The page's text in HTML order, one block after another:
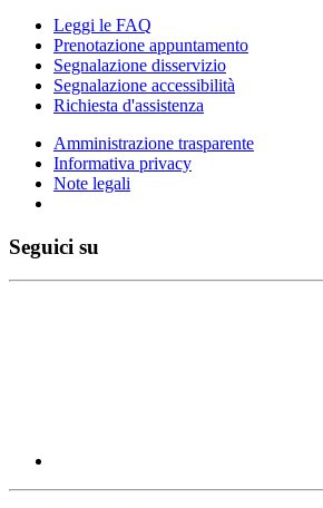
Leggi le FAQ
Prenotazione appuntamento
Segnalazione disservizio
Segnalazione accessibilità
Richiesta d'assistenza
Amministrazione trasparente
Informativa privacy
Note legali
Seguici su